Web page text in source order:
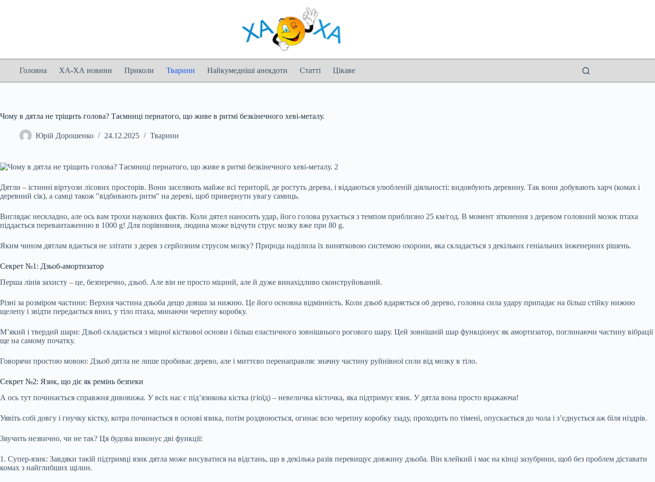
Головна ХА-ХА новини Приколи Тварини Найкумедніші анекдоти Статті Цікаве
Чому в дятла не тріщить голова? Таємниці пернатого, що живе в ритмі безкінечного хеві-металу.
Юрій Дорошенко 24.12.2025 Тварини
Дятли – істинні віртуози лісових просторів. Вони заселяють майже всі території, де ростуть дерева, і віддаються улюбленій діяльності: видовбують деревину. Так вони добувають харч (комах і
деревний сік), а самці також "відбивають ритм" на дереві, щоб привернути увагу самиць.
Виглядає нескладно, але ось вам трохи наукових фактів. Коли дятел наносить удар, його голова рухається з темпом приблизно 25 км/год. В момент зіткнення з деревом головний мозок птаха
піддається перевантаженню в 1000 g! Для порівняння, людина може відчути струс мозку вже при 80 g.
Яким чином дятлам вдається не злітати з дерев з серйозним струсом мозку? Природа наділила їх винятковою системою охорони, яка складається з декількох геніальних інженерних рішень.
Секрет №1: Дзьоб-амортизатор
Перша лінія захисту – це, безперечно, дзьоб. Але він не просто міцний, але й дуже винахідливо сконструйований.
Різні за розміром частини: Верхня частина дзьоба дещо довша за нижню. Це його основна відмінність. Коли дзьоб вдаряється об дерево, головна сила удару припадає на більш стійку нижню
щелепу і звідти передається вниз, у тіло птаха, минаючи черепну коробку.
М’який і твердий шари: Дзьоб складається з міцної кісткової основи і більш еластичного зовнішнього рогового шару. Цей зовнішній шар функціонує як амортизатор, поглинаючи частину вібрації
ще на самому початку.
Говорячи простою мовою: Дзьоб дятла не лише пробиває дерево, але і миттєво перенаправляє значну частину руйнівної сили від мозку в тіло.
Секрет №2: Язик, що діє як ремінь безпеки
А ось тут починається справжня дивовижа. У всіх нас є під’язикова кістка (гіоїд) – невеличка кісточка, яка підтримує язик. У дятла вона просто вражаюча!
Уявіть собі довгу і гнучку кістку, котра починається в основі язика, потім роздвоюється, огинає всю черепну коробку ззаду, проходить по тімені, опускається до чола і з’єднується аж біля ніздрів.
Звучить незвично, чи не так? Ця будова виконує дві функції:
1. Супер-язик: Завдяки такій підтримці язик дятла може висуватися на відстань, що в декілька разів перевищує довжину дзьоба. Він клейкий і має на кінці зазубрини, щоб без проблем діставати
комах з найглибших щілин.